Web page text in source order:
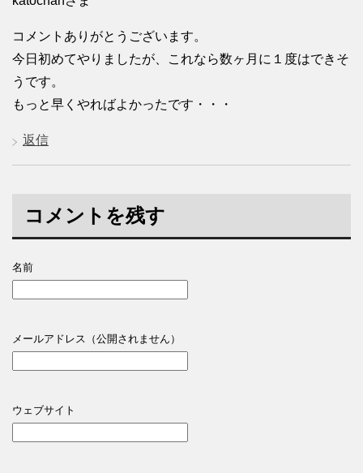
コメントありがとうございます。
今日初めてやりましたが、これなら数ヶ月に１度はできそ
うです。
もっと早くやればよかったです・・・
返信
コメントを残す
名前
メールアドレス（公開されません）
ウェブサイト